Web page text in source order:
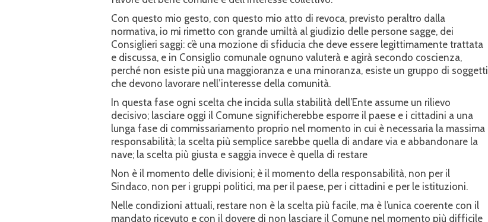
Con questo mio gesto, con questo mio atto di revoca, previsto peraltro dalla
normativa, io mi rimetto con grande umiltà al giudizio delle persone sagge, dei
Consiglieri saggi: c’è una mozione di sfiducia che deve essere legittimamente trattata
e discussa, e in Consiglio comunale ognuno valuterà e agirà secondo coscienza,
perché non esiste più una maggioranza e una minoranza, esiste un gruppo di soggetti
che devono lavorare nell’interesse della comunità.
In questa fase ogni scelta che incida sulla stabilità dell’Ente assume un rilievo
decisivo; lasciare oggi il Comune significherebbe esporre il paese e i cittadini a una
lunga fase di commissariamento proprio nel momento in cui è necessaria la massima
responsabilità; la scelta più semplice sarebbe quella di andare via e abbandonare la
nave; la scelta più giusta e saggia invece è quella di restare
Non è il momento delle divisioni; è il momento della responsabilità, non per il
Sindaco, non per i gruppi politici, ma per il paese, per i cittadini e per le istituzioni.
Nelle condizioni attuali, restare non è la scelta più facile, ma è l’unica coerente con il
mandato ricevuto e con il dovere di non lasciare il Comune nel momento più difficile